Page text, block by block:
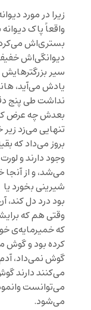
زیرا در مورد
واقعاً پاک
بستری‌اش
دیوانگی‌اش
سیر
یادش می‌آید،
نداشت طی پنج
بعدش چه عرض
تنهایی می‌زد
بروز می‌‌داد که
وجود دارند و
می‌شد، و از آنجا
شیرینی بخورد
بود درد دل
وقتی هم که
که خمیرمایه‌ی
کرده بود و گوش
گوش نمی‌داد،
می‌کنند دارند
می‌توانست
می‌شود.